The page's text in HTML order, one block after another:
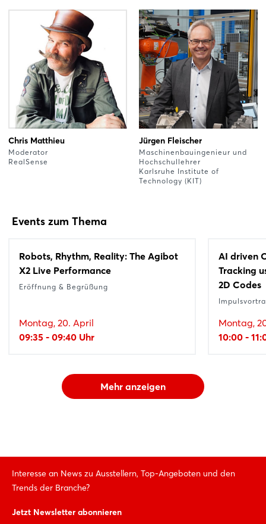
Chris Matthieu
Moderator
RealSense
Jürgen Fleischer
Maschinenbauingenieur und
Hochschullehrer
Karlsruhe Institute of
Technology (KIT)
Events zum Thema
Robots, Rhythm, Reality: The Agibot
X2 Live Performance
Eröffnung & Begrüßung
Montag, 20. April
09:35 - 09:40 Uhr
AI driven
Tracking
2D Codes
Montag,
10:00 -
Mehr anzeigen
Interesse an News zu Ausstellern, Top-Angeboten und den
Trends der Branche?
Jetzt Newsletter abonnieren